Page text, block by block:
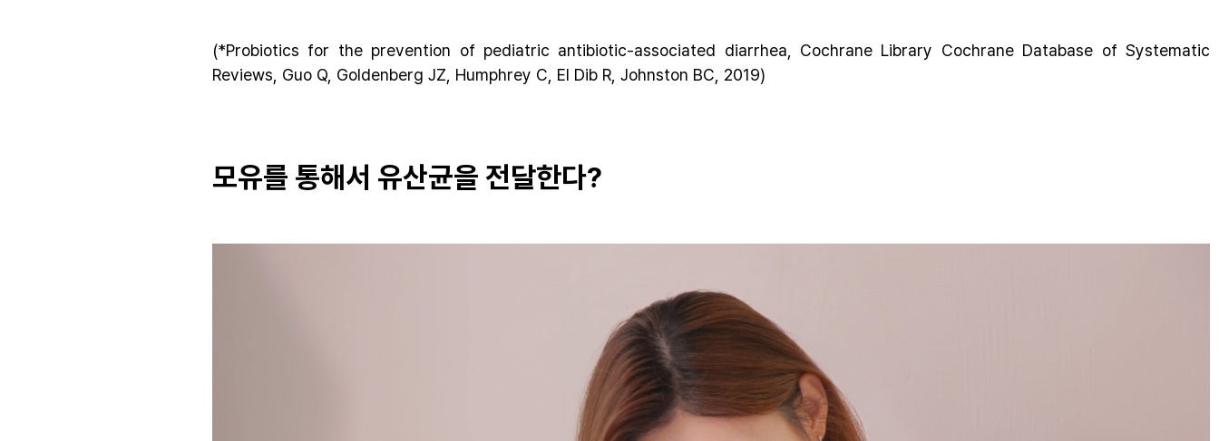
(*Probiotics for the prevention of pediatric antibiotic-associated diarrhea, Cochrane Library Cochrane Database of Systematic
Reviews, Guo Q, Goldenberg JZ, Humphrey C, El Dib R, Johnston BC, 2019)
모유를 통해서 유산균을 전달한다?